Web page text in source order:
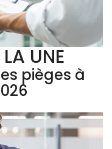
UNE
pièges à